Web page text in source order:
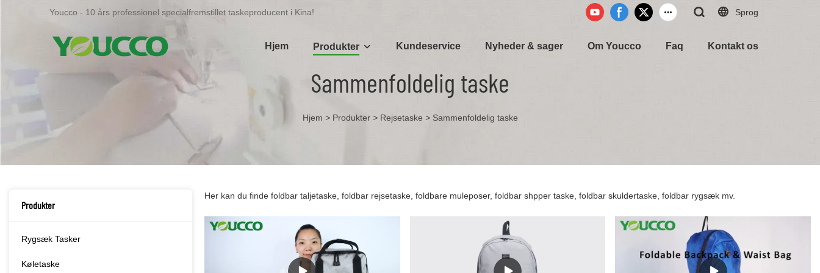
Youcco - 10 års professionel specialfremstillet taskeproducent i Kina! Sprog
Hjem Produkter Kundeservice Nyheder & sager Om Youcco Faq Kontakt os
Sammenfoldelig taske
Hjem > Produkter > Rejsetaske > Sammenfoldelig taske
Produkter
Rygsæk Tasker
Køletaske
Her kan du finde foldbar taljetaske, foldbar rejsetaske, foldbare muleposer, foldbar shpper taske, foldbar skuldertaske, foldbar rygsæk mv.